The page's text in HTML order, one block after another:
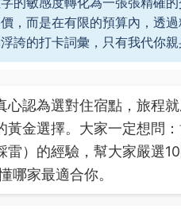
，而是在有限的預算內，透
誇的打卡詞彙，只有我代你親
認為選對住宿點，旅程
黃金選擇。大家一定想問
）的經驗，幫大家嚴選
哪家最適合你。